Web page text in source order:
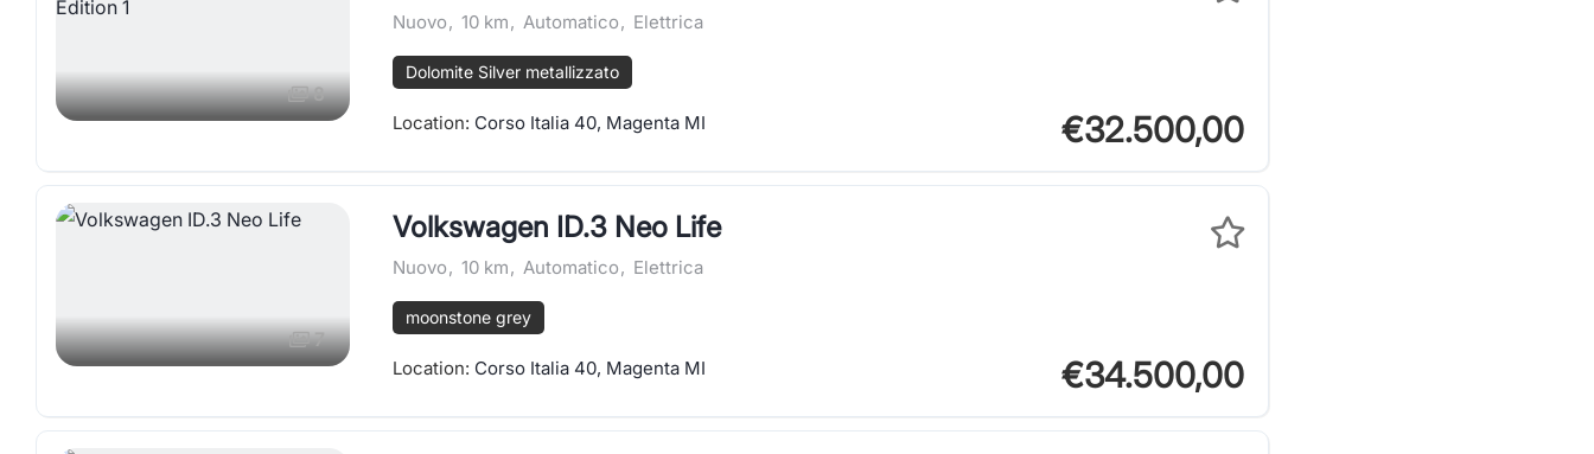
8
Nuovo, 10 km, Automatico, Elettrica
Dolomite Silver metallizzato
Location: Corso Italia 40, Magenta MI €32.500,00
7
Volkswagen ID.3 Neo Life
Nuovo, 10 km, Automatico, Elettrica
moonstone grey
Location: Corso Italia 40, Magenta MI €34.500,00